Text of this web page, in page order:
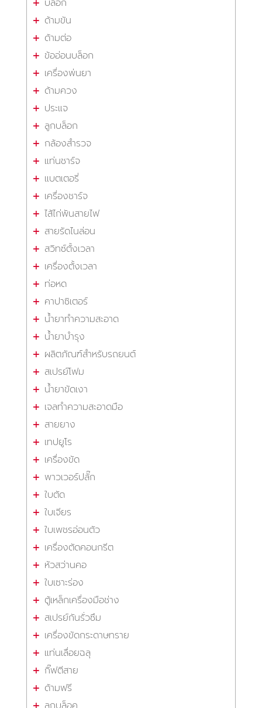
บล็อก
ด้ามขัน
ด้ามต่อ
ข้ออ่อนบล็อก
เครื่องพ่นยา
ด้ามควง
ประแจ
ลูกบล็อก
กล้องสำรวจ
แท่นชาร์จ
แบตเตอรี่
เครื่องชาร์จ
ไส้ไก่พันสายไฟ
สายรัดไนล่อน
สวิทซ์ตั้งเวลา
เครื่องตั้งเวลา
ท่อหด
คาปาซิเตอร์
น้ำยาทำความสะอาด
น้ำยาบำรุง
ผลิตภัณฑ์สำหรับรถยนต์
สเปรย์โฟม
น้ำยาขัดเงา
เจลทำความสะอาดมือ
สายยาง
เทปยูโร
เครื่องขัด
พาวเวอร์ปลั๊ก
ใบตัด
ใบเจียร
ใบเพชรอ่อนตัว
เครื่องตัดคอนกรีต
หัวสว่านคอ
ใบเซาะร่อง
ตู้เหล็กเครื่องมือช่าง
สเปรย์กันรั่วซึม
เครื่องขัดกระดาษทราย
แท่นเลื่อยฉลุ
กิ๊ฟตีสาย
ด้ามฟรี